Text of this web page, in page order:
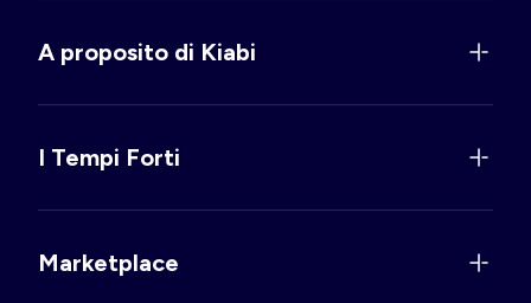
A proposito di Kiabi
I Tempi Forti
Marketplace